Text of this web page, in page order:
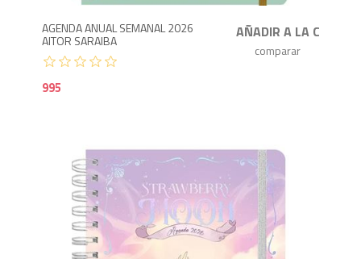
AGENDA ANUAL SEMANAL 2026
AITOR SARAIBA
995